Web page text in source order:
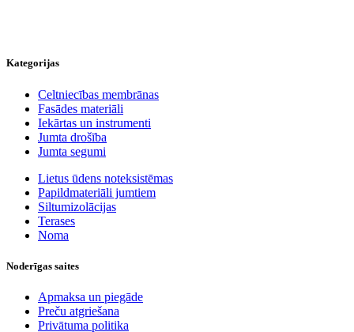
Kategorijas
Celtniecības membrānas
Fasādes materiāli
Iekārtas un instrumenti
Jumta drošība
Jumta segumi
Lietus ūdens noteksistēmas
Papildmateriāli jumtiem
Siltumizolācijas
Terases
Noma
Noderīgas saites
Apmaksa un piegāde
Preču atgriešana
Privātuma politika